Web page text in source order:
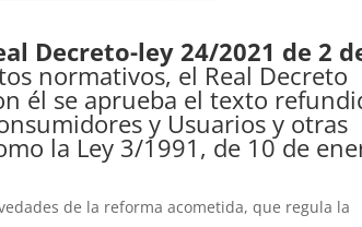
Decreto-ley 24/2021 de 2
normativos, el Real Decreto
él se aprueba el texto
y Usuarios y otras
la Ley 3/1991, de 10 de
de la reforma acometida, que regula la